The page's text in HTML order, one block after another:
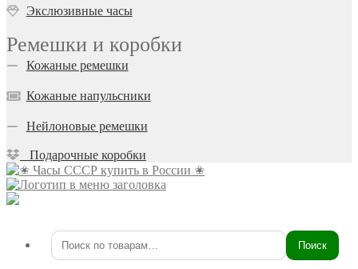
Экслюзивные часы
Ремешки и коробки
Кожаные ремешки
Кожаные напульсники
Нейлоновые ремешки
Подарочные коробки
Искать: Поиск